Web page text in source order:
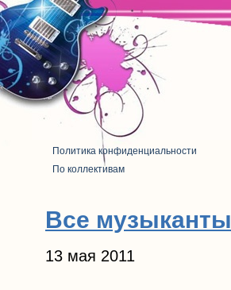
Политика конфиденциальности
По коллективам
Все музыканты
13 мая 2011